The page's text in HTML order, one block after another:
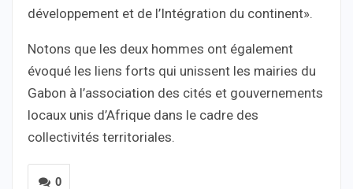
développement et de l’Intégration du continent».
Notons que les deux hommes ont également
évoqué les liens forts qui unissent les mairies du
Gabon à l’association des cités et gouvernements
locaux unis d’Afrique dans le cadre des
collectivités territoriales.
0